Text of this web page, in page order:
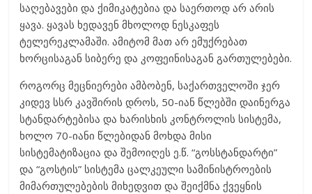
საღებავები და ქიმიკატებია და საერთოდ არ არის
ყავა. ყავას ხედავენ მხოლოდ ნესკაფეს
ტელერეკლამაში. ამიტომ მათ არ ემუქრებათ
ხორცისაგან სიბერე და კოფეინისაგან გართულებები.
როგორც მეცნიერები ამბობენ, საქართველოში ჯერ
კიდევ სსრ კავშირის დროს, 50-იან წლებში დაინერგა
სტანდარტებისა და ხარისხის კონტროლის სისტემა,
ხოლო 70-იანი წლებიდან მოხდა მისი
სისტემატიზაცია და შემოიღეს ე.წ. “გოსსტანდარტი”
და “გოსტის” სისტემა ცალკეული სამინისტროების
მიმართულებების მიხედვით და შეიქმნა ქვეყნის